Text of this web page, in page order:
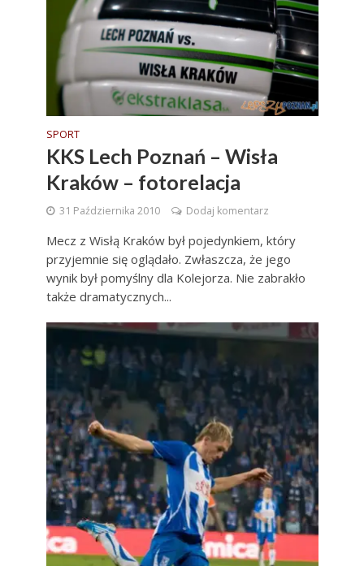
SPORT
KKS Lech Poznań – Wisła
Kraków – fotorelacja
31 Października 2010 Dodaj komentarz
Mecz z Wisłą Kraków był pojedynkiem, który
przyjemnie się oglądało. Zwłaszcza, że jego
wynik był pomyślny dla Kolejorza. Nie zabrakło
także dramatycznych...